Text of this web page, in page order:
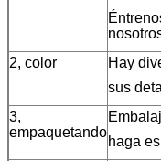
2, color
Hay
sus
3,
empaquetando
haga